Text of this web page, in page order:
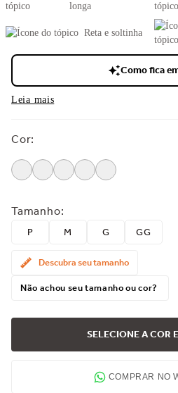
longa
Reta e soltinha
Como fica
Leia mais
Cor:
Tamanho:
P M G GG
Descubra seu tamanho
Não achou seu tamanho ou cor?
SELECIONE A COR
COMPRAR NO